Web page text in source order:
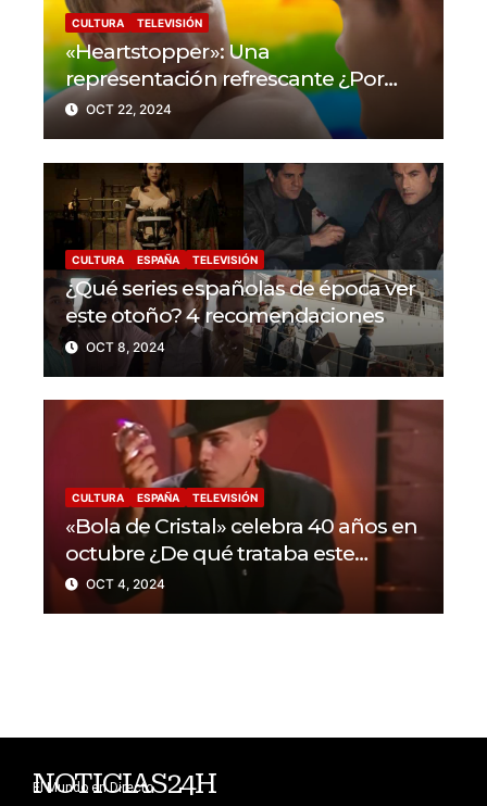
CULTURA TELEVISIÓN
«Heartstopper»: Una
representación refrescante ¿Por
qué la serie da un nuevo enfoque a
las historias LGBTIQ+?
OCT 22, 2024
CULTURA ESPAÑA TELEVISIÓN
¿Qué series españolas de época ver
este otoño? 4 recomendaciones
OCT 8, 2024
CULTURA ESPAÑA TELEVISIÓN
«Bola de Cristal» celebra 40 años en
octubre ¿De qué trataba este
programa?
OCT 4, 2024
NOTICIAS24H
El Mundo en Directo